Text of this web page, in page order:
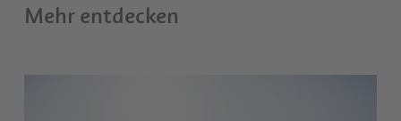
Mehr entdecken